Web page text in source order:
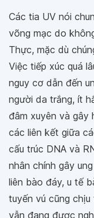
Các tia UV nói
võng mạc do
Thực, mặc dù
Việc tiếp xúc quá
nguy cơ dẫn đến
người da trắng, ít
đâm xuyên và gây
các liên kết giữa
cấu trúc DNA và
nhân chính gây
liên bào đáy, u tế
tuyến vú cũng chịu
vẫn đang được